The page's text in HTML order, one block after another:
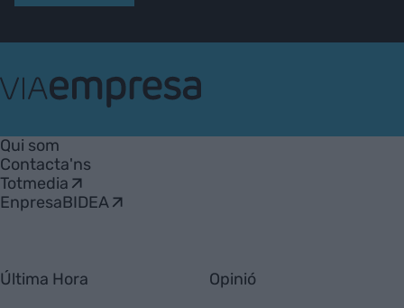
Empresa
Qui som
Contacta'ns
Totmedia
EnpresaBIDEA
Última Hora Opinió